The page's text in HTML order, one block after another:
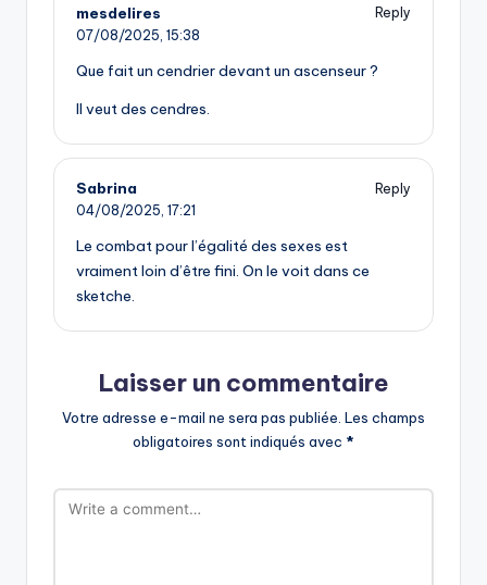
mesdelires
Reply
07/08/2025, 15:38
Que fait un cendrier devant un ascenseur ?
Il veut des cendres.
Sabrina
Reply
04/08/2025, 17:21
Le combat pour l’égalité des sexes est
vraiment loin d’être fini. On le voit dans ce
sketche.
Laisser un commentaire
Votre adresse e-mail ne sera pas publiée. Les champs
obligatoires sont indiqués avec *